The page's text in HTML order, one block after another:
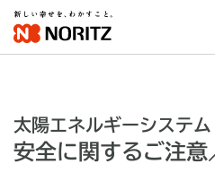
太陽エネルギーシステム
安全に関するご注